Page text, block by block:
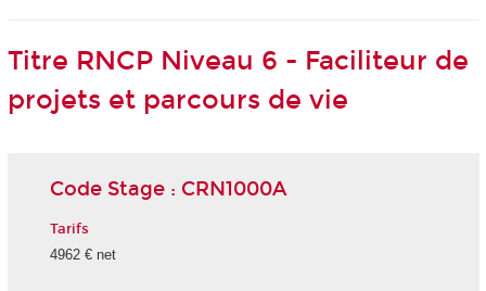
Titre RNCP Niveau 6 - Faciliteur de
projets et parcours de vie
Code Stage : CRN1000A
Tarifs
4962 € net